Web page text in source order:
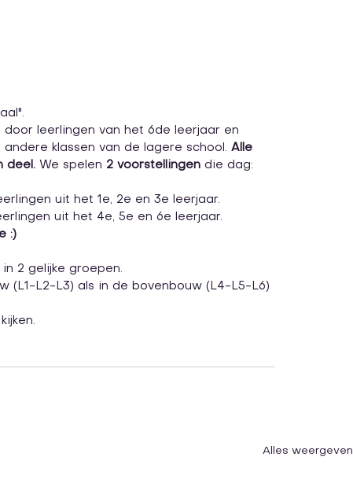
leerlingen van het 6de leerjaar en
klassen van de lagere school. Alle
deel. We spelen 2 voorstellingen die dag:
uit het 1e, 2e en 3e leerjaar.
uit het 4e, 5e en 6e leerjaar.
:)
2 gelijke groepen.
(L1-L2-L3) als in de bovenbouw (L4-L5-L6)
Alles weergeven